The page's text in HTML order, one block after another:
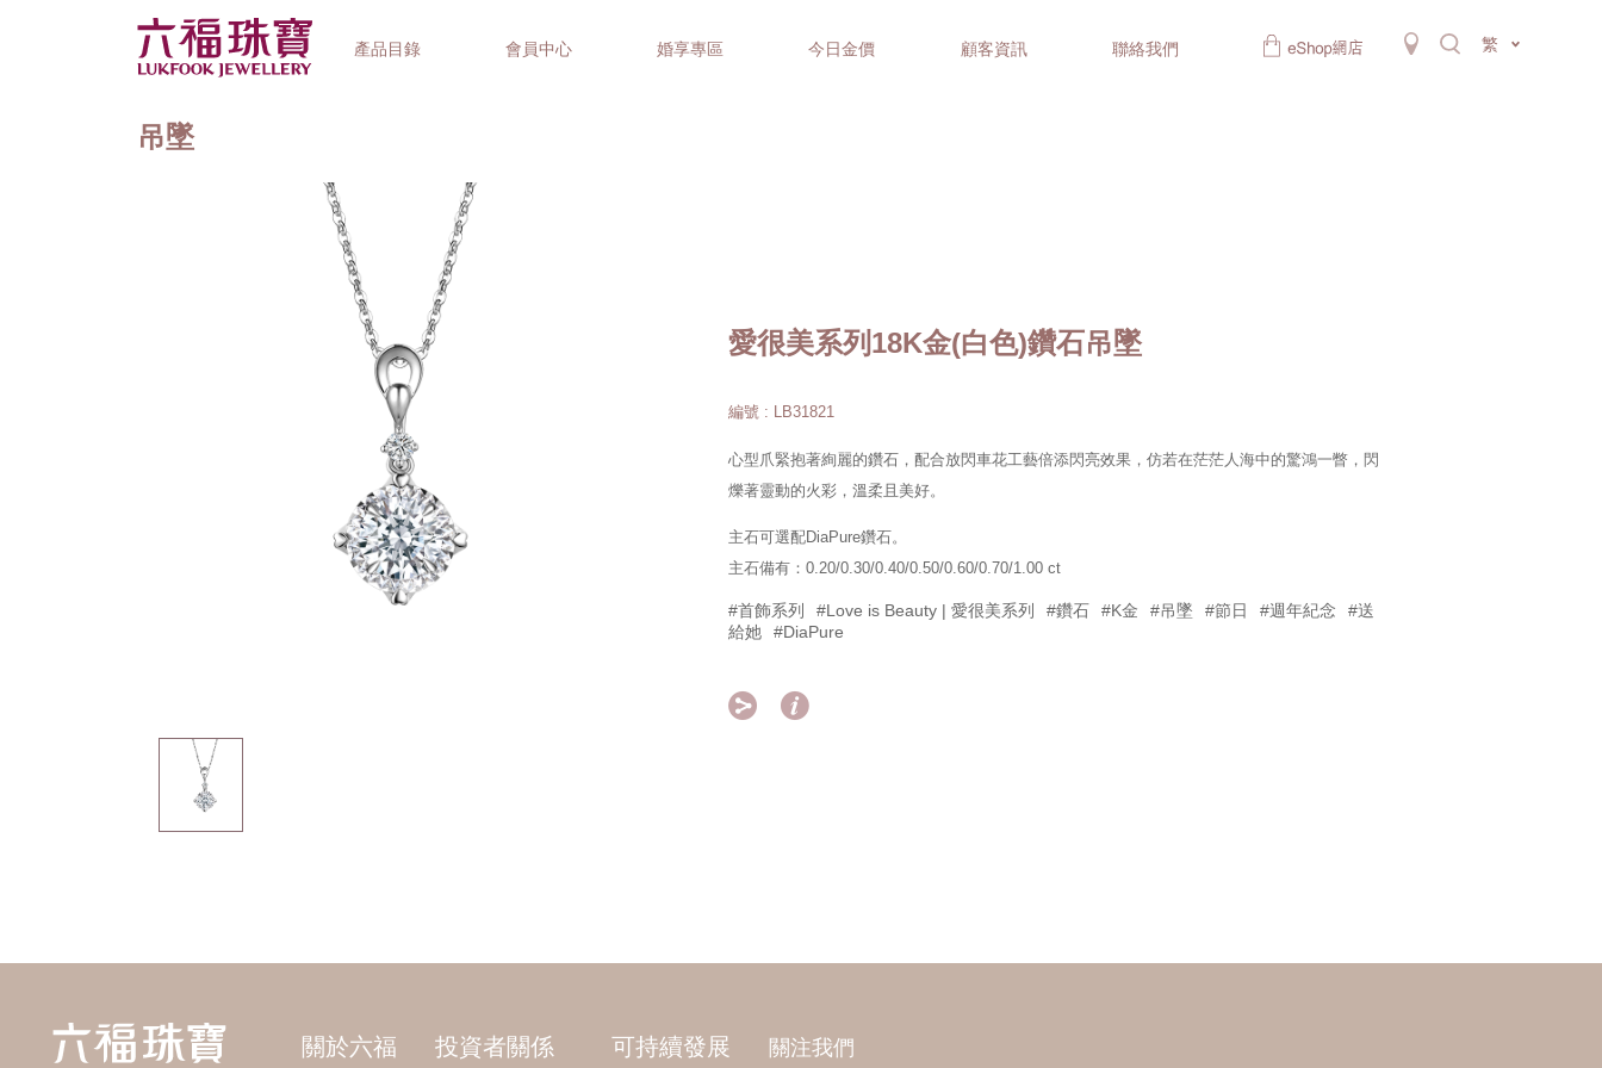
產品目錄 會員中心 婚享專區 今日金價 顧客資訊 聯絡我們 繁
精選禮品
吊墜
愛很美系列18K金(白色)鑽石吊墜
編號 : LB31821
心型爪緊抱著絢麗的鑽石，配合放閃車花工藝倍添閃亮效果，仿若在茫茫人海中的驚鴻一瞥，閃
爍著靈動的火彩，溫柔且美好。
主石可選配DiaPure鑽石。
主石備有：0.20/0.30/0.40/0.50/0.60/0.70/1.00 ct
#首飾系列 #Love is Beauty | 愛很美系列 #鑽石 #K金 #吊墜 #節日 #週年紀念
#送
給她
#DiaPure
 
關於六福 投資者關係 可持續發展 關注我們